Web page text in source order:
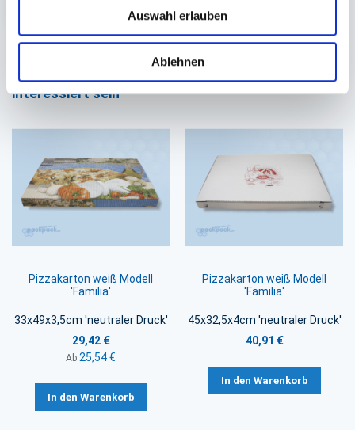
Auswahl erlauben
Ablehnen
Sie könnten auch an folgenden Artikeln
interessiert sein
Pizzakarton weiß Modell
'Familia'
33x49x3,5cm 'neutraler Druck'
29,42 €
Ab 25,54 €
In den Warenkorb
Pizzakarton weiß Modell
'Familia'
45x32,5x4cm 'neutraler Druck'
40,91 €
In den Warenkorb